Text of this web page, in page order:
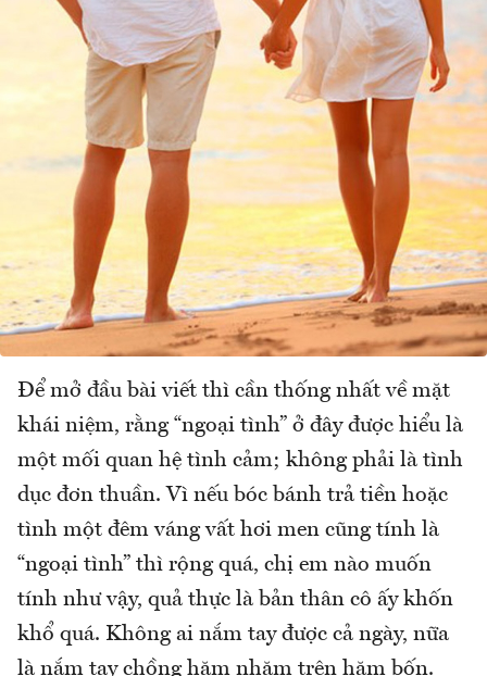
Để mở đầu bài viết thì cần thống nhất về mặt
khái niệm, rằng “ngoại tình” ở đây được hiểu là
một mối quan hệ tình cảm; không phải là tình
dục đơn thuần. Vì nếu bóc bánh trả tiền hoặc
tình một đêm váng vất hơi men cũng tính là
“ngoại tình” thì rộng quá, chị em nào muốn
tính như vậy, quả thực là bản thân cô ấy khốn
khổ quá. Không ai nắm tay được cả ngày, nữa
là nắm tay chồng hăm nhăm trên hăm bốn.